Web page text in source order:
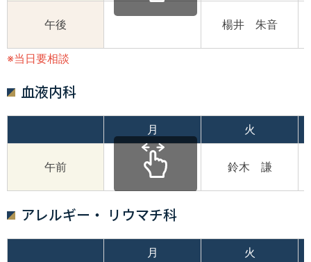
午後 楊井 朱音
※当日要相談
血液内科
月 火
午前 鈴木 謙
アレルギー・ リウマチ科
月 火